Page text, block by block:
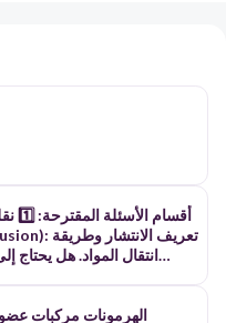
الهرمونات مركبات